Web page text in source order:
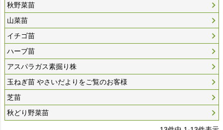
秋野菜苗
山菜苗
イチゴ苗
ハーブ苗
アスパラガス素掘り株
玉ねぎ苗 やさいだよりをご覧のお客様
芝苗
秋どり野菜苗